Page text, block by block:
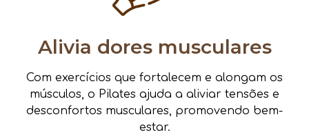
Alivia dores musculares
Com exercícios que fortalecem e alongam os
músculos, o Pilates ajuda a aliviar tensões e
desconfortos musculares, promovendo bem-
estar.